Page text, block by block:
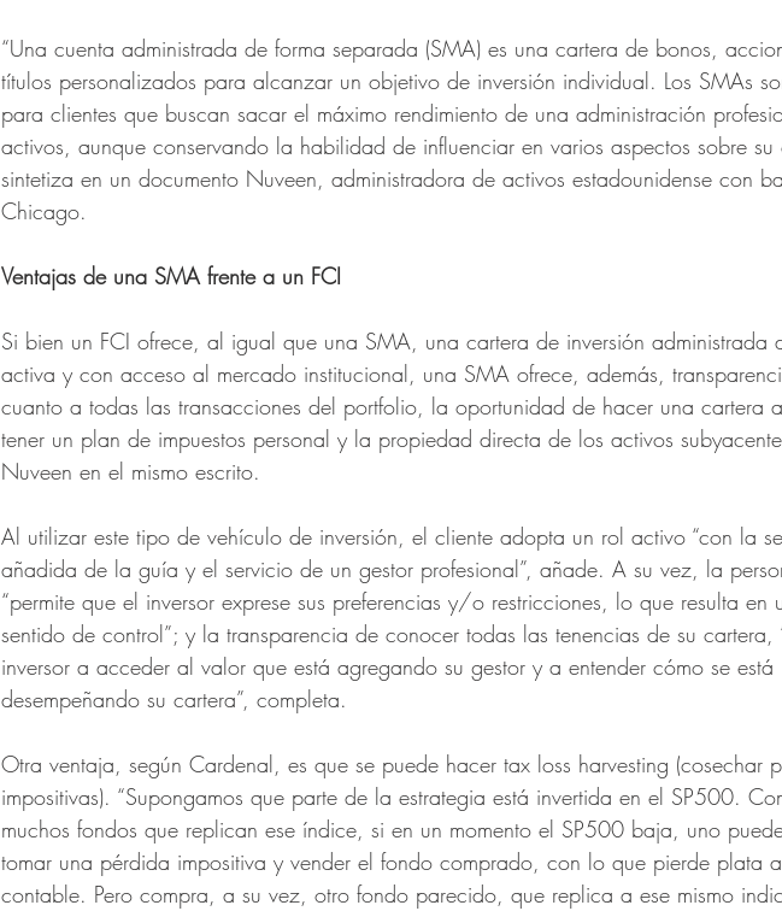
“Una cuenta administrada de forma separada (SMA) es una cartera de bonos,
títulos personalizados para alcanzar un objetivo de inversión individual. Los SMAs
para clientes que buscan sacar el máximo rendimiento de una administración
activos, aunque conservando la habilidad de influenciar en varios aspectos sobre su
sintetiza en un documento Nuveen, administradora de activos estadounidense con
Chicago.
Ventajas de una SMA frente a un FCI
Si bien un FCI ofrece, al igual que una SMA, una cartera de inversión administrada
activa y con acceso al mercado institucional, una SMA ofrece, además,
cuanto a todas las transacciones del portfolio, la oportunidad de hacer una cartera
tener un plan de impuestos personal y la propiedad directa de los activos
Nuveen en el mismo escrito.
Al utilizar este tipo de vehículo de inversión, el cliente adopta un rol activo “con la
añadida de la guía y el servicio de un gestor profesional”, añade. A su vez, la
“permite que el inversor exprese sus preferencias y/o restricciones, lo que resulta en
sentido de control”; y la transparencia de conocer todas las tenencias de su cartera,
inversor a acceder al valor que está agregando su gestor y a entender cómo se está
desempeñando su cartera”, completa.
Otra ventaja, según Cardenal, es que se puede hacer tax loss harvesting (cosechar
impositivas). “Supongamos que parte de la estrategia está invertida en el SP500.
muchos fondos que replican ese índice, si en un momento el SP500 baja, uno
tomar una pérdida impositiva y vender el fondo comprado, con lo que pierde plata
contable. Pero compra, a su vez, otro fondo parecido, que replica a ese mismo